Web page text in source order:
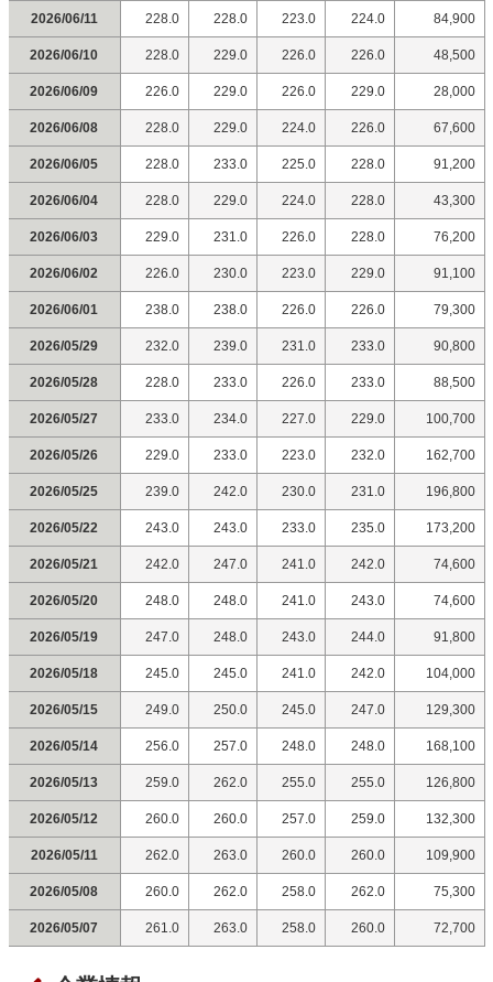
2026/06/11 228.0 228.0 223.0 224.0 84,900
2026/06/10 228.0 229.0 226.0 226.0 48,500
2026/06/09 226.0 229.0 226.0 229.0 28,000
2026/06/08 228.0 229.0 224.0 226.0 67,600
2026/06/05 228.0 233.0 225.0 228.0 91,200
2026/06/04 228.0 229.0 224.0 228.0 43,300
2026/06/03 229.0 231.0 226.0 228.0 76,200
2026/06/02 226.0 230.0 223.0 229.0 91,100
2026/06/01 238.0 238.0 226.0 226.0 79,300
2026/05/29 232.0 239.0 231.0 233.0 90,800
2026/05/28 228.0 233.0 226.0 233.0 88,500
2026/05/27 233.0 234.0 227.0 229.0 100,700
2026/05/26 229.0 233.0 223.0 232.0 162,700
2026/05/25 239.0 242.0 230.0 231.0 196,800
2026/05/22 243.0 243.0 233.0 235.0 173,200
2026/05/21 242.0 247.0 241.0 242.0 74,600
2026/05/20 248.0 248.0 241.0 243.0 74,600
2026/05/19 247.0 248.0 243.0 244.0 91,800
2026/05/18 245.0 245.0 241.0 242.0 104,000
2026/05/15 249.0 250.0 245.0 247.0 129,300
2026/05/14 256.0 257.0 248.0 248.0 168,100
2026/05/13 259.0 262.0 255.0 255.0 126,800
2026/05/12 260.0 260.0 257.0 259.0 132,300
2026/05/11 262.0 263.0 260.0 260.0 109,900
2026/05/08 260.0 262.0 258.0 262.0 75,300
2026/05/07 261.0 263.0 258.0 260.0 72,700